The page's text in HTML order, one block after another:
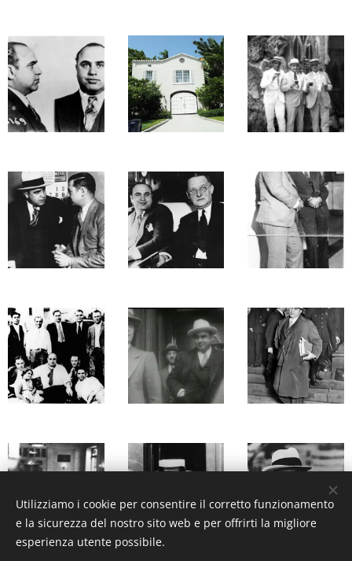
Utilizziamo i cookie per consentire il corretto funzionamento
e la sicurezza del nostro sito web e per offrirti la migliore
esperienza utente possibile.